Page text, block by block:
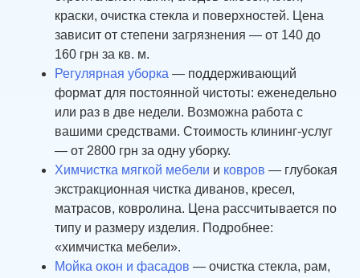
краски, очистка стекла и поверхностей. Цена
зависит от степени загрязнения — от 140 до
160 грн за кв. м.
Регулярная уборка — поддерживающий
формат для постоянной чистоты: еженедельно
или раз в две недели. Возможна работа с
вашими средствами. Стоимость клининг-услуг
— от 2800 грн за одну уборку.
Химчистка мягкой мебели и ковров — глубокая
экстракционная чистка диванов, кресел,
матрасов, ковролина. Цена рассчитывается по
типу и размеру изделия. Подробнее:
«химчистка мебели».
Мойка окон и фасадов — очистка стекла, рам,